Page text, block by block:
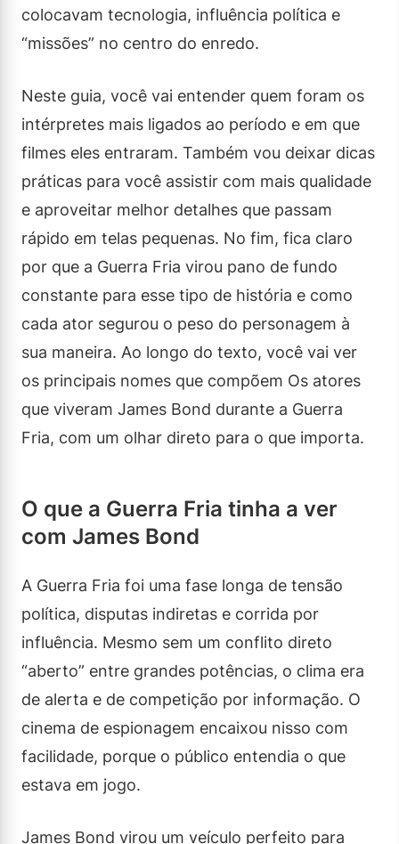
colocavam tecnologia, influência política e
“missões” no centro do enredo.
Neste guia, você vai entender quem foram os
intérpretes mais ligados ao período e em que
filmes eles entraram. Também vou deixar dicas
práticas para você assistir com mais qualidade
e aproveitar melhor detalhes que passam
rápido em telas pequenas. No fim, fica claro
por que a Guerra Fria virou pano de fundo
constante para esse tipo de história e como
cada ator segurou o peso do personagem à
sua maneira. Ao longo do texto, você vai ver
os principais nomes que compõem Os atores
que viveram James Bond durante a Guerra
Fria, com um olhar direto para o que importa.
O que a Guerra Fria tinha a ver
com James Bond
A Guerra Fria foi uma fase longa de tensão
política, disputas indiretas e corrida por
influência. Mesmo sem um conflito direto
“aberto” entre grandes potências, o clima era
de alerta e de competição por informação. O
cinema de espionagem encaixou nisso com
facilidade, porque o público entendia o que
estava em jogo.
James Bond virou um veículo perfeito para